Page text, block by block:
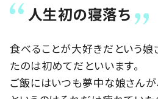
人生初の寝落ち
食べることが大好きだという娘
たのは初めてだといいます。
ご飯にはいつも夢中な娘さんが